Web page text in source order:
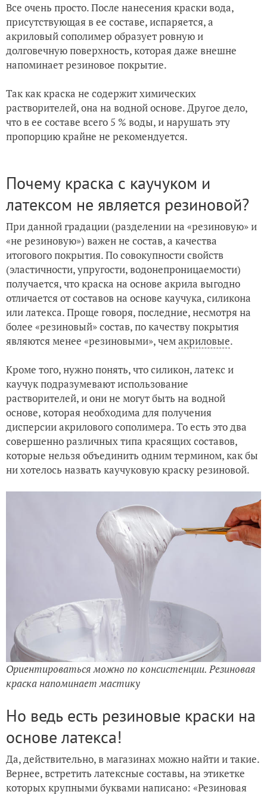
Все очень просто. После нанесения краски вода,
присутствующая в ее составе, испаряется, а
акриловый сополимер образует ровную и
долговечную поверхность, которая даже внешне
напоминает резиновое покрытие.
Так как краска не содержит химических
растворителей, она на водной основе. Другое дело,
что в ее составе всего 5 % воды, и нарушать эту
пропорцию крайне не рекомендуется.
Почему краска с каучуком и
латексом не является резиновой?
При данной градации (разделении на «резиновую» и
«не резиновую») важен не состав, а качества
итогового покрытия. По совокупности свойств
(эластичности, упругости, водонепроницаемости)
получается, что краска на основе акрила выгодно
отличается от составов на основе каучука, силикона
или латекса. Проще говоря, последние, несмотря на
более «резиновый» состав, по качеству покрытия
являются менее «резиновыми», чемакриловые.
Кроме того, нужно понять, что силикон, латекс и
каучук подразумевают использование
растворителей, и они не могут быть на водной
основе, которая необходима для получения
дисперсии акрилового сополимера. То есть это два
совершенно различных типа красящих составов,
которые нельзя объединить одним термином, как бы
ни хотелось назвать каучуковую краску резиновой.
Ориентироваться можно по консистенции. Резиновая
краска напоминает мастику
Но ведь есть резиновые краски на
основе латекса!
Да, действительно, в магазинах можно найти и такие.
Вернее, встретить латексные составы, на этикетке
которых крупными буквами написано: «Резиновая